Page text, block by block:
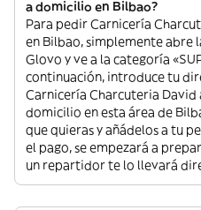
a domicilio en Bilbao?
Para pedir Carnicería
en Bilbao, simplemente abre
Glovo y ve a la categoría
continuación, introduce tu
Carnicería Charcuteria David
domicilio en esta área de
que quieras y añádelos a tu
el pago, se empezará a
un repartidor te lo llevará